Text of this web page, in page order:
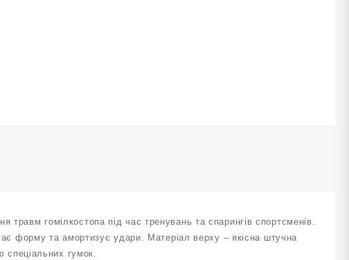
травм гомілкостопа під час тренувань та спарингів спортсменів.
форму та амортизує удари. Матеріал верху – якісна штучна
спеціальних гумок.